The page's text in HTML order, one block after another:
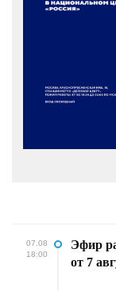
07.08
18:00
Эфир
от 7